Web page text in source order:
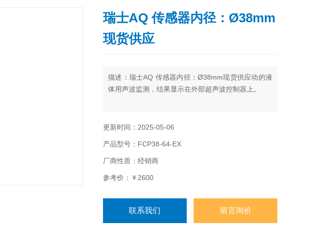
瑞士AQ 传感器内径：Ø38mm
现货供应
描述：瑞士AQ 传感器内径：Ø38mm现货供应动的液
体用声波监测，结果显示在外部超声波控制器上。
更新时间：2025-05-06
产品型号：FCP38-64-EX
厂商性质：经销商
参考价：￥2600
联系我们 留言询价